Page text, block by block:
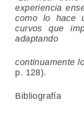
experiencia
como lo hace
curvos que
adaptando
continuamente
p. 128).
Bibliografía